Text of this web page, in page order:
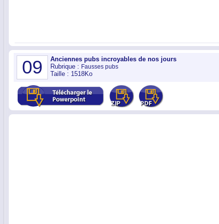
09
Anciennes pubs incroyables de nos jours
Rubrique : Fausses pubs
Taille : 1518Ko